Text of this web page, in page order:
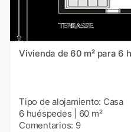
Vivienda de 60 m² para 6
Tipo de alojamiento: Casa
6 huéspedes
60 m²
Comentarios: 9